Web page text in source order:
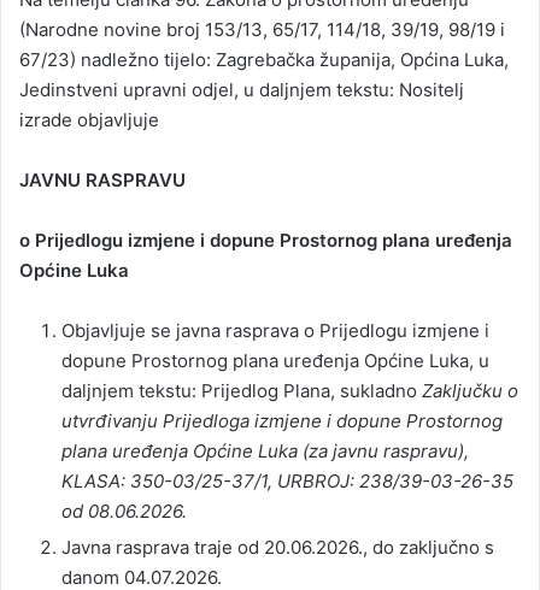
(Narodne novine broj 153/13, 65/17, 114/18, 39/19, 98/19 i
67/23) nadležno tijelo: Zagrebačka županija, Općina Luka,
Jedinstveni upravni odjel, u daljnjem tekstu: Nositelj
izrade objavljuje
JAVNU RASPRAVU
o Prijedlogu izmjene i dopune Prostornog plana uređenja
Općine Luka
Objavljuje se javna rasprava o Prijedlogu izmjene i
dopune Prostornog plana uređenja Općine Luka, u
daljnjem tekstu: Prijedlog Plana, sukladno Zaključku o
utvrđivanju Prijedloga izmjene i dopune Prostornog
plana uređenja Općine Luka (za javnu raspravu),
KLASA: 350-03/25-37/1, URBROJ: 238/39-03-26-35
od 08.06.2026.
Javna rasprava traje od 20.06.2026., do zaključno s
danom 04.07.2026.